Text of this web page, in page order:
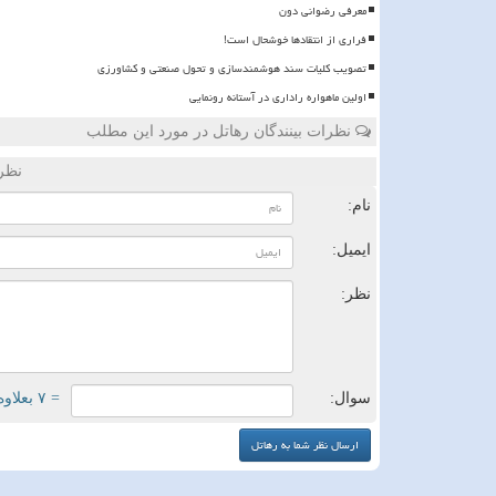
معرفی رضوانی دون
فراری از انتقادها خوشحال است!
تصویب کلیات سند هوشمندسازی و تحول صنعتی و کشاورزی
اولین ماهواره راداری در آستانه رونمایی
نظرات بینندگان رهاتل در مورد این مطلب
نام:
ایمیل:
نظر:
سوال: = ۷ بعلاوه ۴